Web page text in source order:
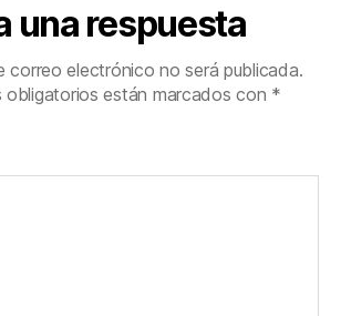
una respuesta
correo electrónico no será publicada.
obligatorios están marcados con *